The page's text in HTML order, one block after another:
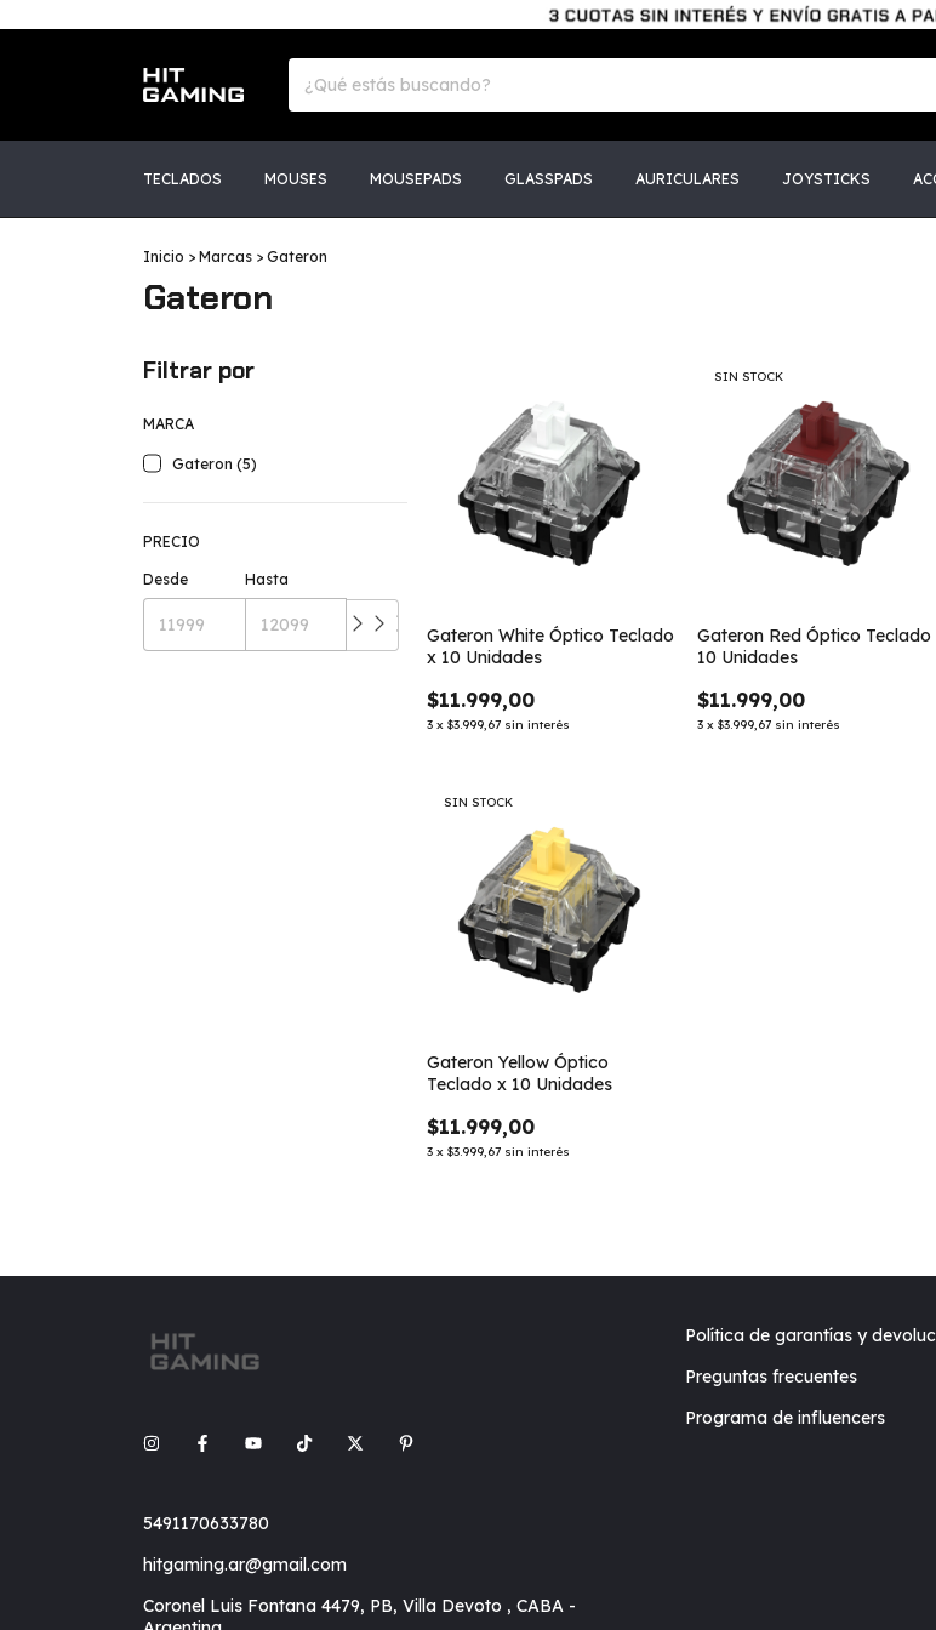
TECLADOS MOUSES MOUSEPADS GLASSPADS AURICULARES JOYSTICKS
Inicio > Marcas > Gateron
Gateron
Filtrar por
MARCA
Gateron (5)
PRECIO
Desde Hasta
Gateron White Óptico Teclado
x 10 Unidades
$11.999,00
3 x$3.999,67 sin interés
SIN STOCK
Gateron Red Óptico Teclado
10 Unidades
$11.999,00
3 x $3.999,67 sin interés
SIN STOCK
Gateron Yellow Óptico
Teclado x 10 Unidades
$11.999,00
3 x$3.999,67 sin interés
5491170633780
hitgaming.ar@gmail.com
Coronel Luis Fontana 4479, PB, Villa Devoto , CABA -
Política de garantías y
Preguntas frecuentes
Programa de influencers